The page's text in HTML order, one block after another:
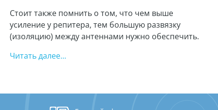
Стоит также помнить о том, что чем выше
усиление у репитера, тем большую развязку
(изоляцию) между антеннами нужно обеспечить.
Читать далее...